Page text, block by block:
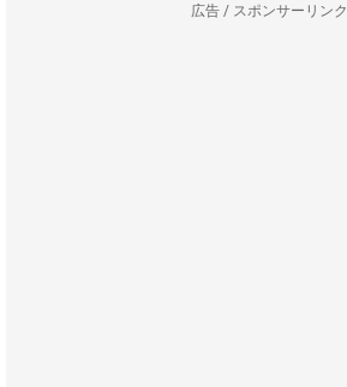
広告 / スポンサーリンク